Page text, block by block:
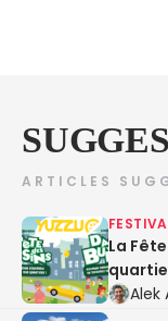
ARTICLES
La
Alek